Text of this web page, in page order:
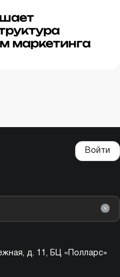
маркетинга
Войти
д. 11, БЦ «Полларс»